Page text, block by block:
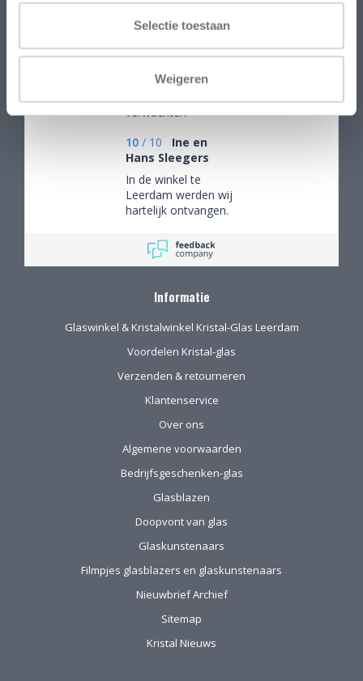
Selectie toestaan
Weigeren
10 / 10
A.D.
Wat je van een
verwachten
10 / 10
Ine en
Hans Sleegers
In de winkel te
Leerdam werden wij
hartelijk ontvangen.
rondkijken om alle
aanwezige pracht te
de juiste keuzes te
van ver kwamen
werd de aangeboden
gewaardeerd.
Informatie
Glaswinkel & Kristalwinkel Kristal-Glas Leerdam
Voordelen Kristal-glas
Verzenden & retourneren
Klantenservice
Over ons
Algemene voorwaarden
Bedrijfsgeschenken-glas
Glasblazen
Doopvont van glas
Glaskunstenaars
Filmpjes glasblazers en glaskunstenaars
Nieuwbrief Archief
Sitemap
Kristal Nieuws